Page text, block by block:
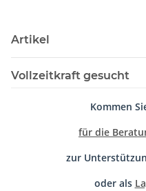
Artikel
Vollzeitkraft gesucht
Kommen
für die
zur
oder als